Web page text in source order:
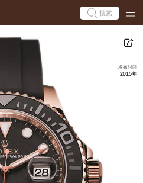
搜索
发布时间
2015年